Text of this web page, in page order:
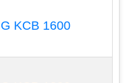
KCB 1600